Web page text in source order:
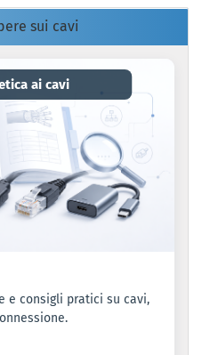
sui cavi
ai cavi
e consigli pratici su cavi,